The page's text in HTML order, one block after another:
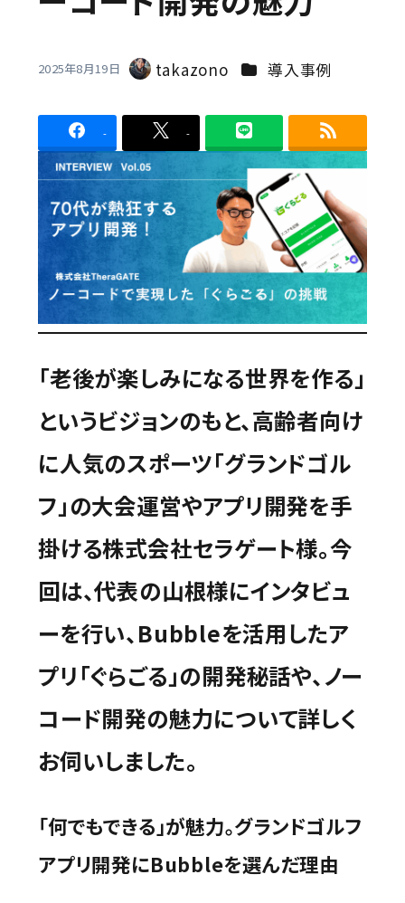
2025年8月19日
著
者
takazono カテゴリー
導入事例
- -
「老後が楽しみになる世界を作る」
というビジョンのもと、高齢者向け
に人気のスポーツ「グランドゴル
フ」の大会運営やアプリ開発を手
掛ける株式会社セラゲート様。今
回は、代表の山根様にインタビュ
ーを行い、Bubbleを活用したア
プリ「ぐらごる」の開発秘話や、ノー
コード開発の魅力について詳しく
お伺いしました。
「何でもできる」が魅力。グランドゴルフ
アプリ開発にBubbleを選んだ理由